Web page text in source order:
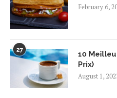
February 6,
27
10
Prix)
August 1,